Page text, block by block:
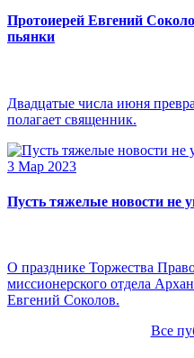
Протоиерей Евгений
пьянки
Двадцатые числа июня
полагает священник.
3 Мар 2023
Пусть тяжелые новости не
О празднике Торжества
миссионерского отдела
Евгений Соколов.
Все